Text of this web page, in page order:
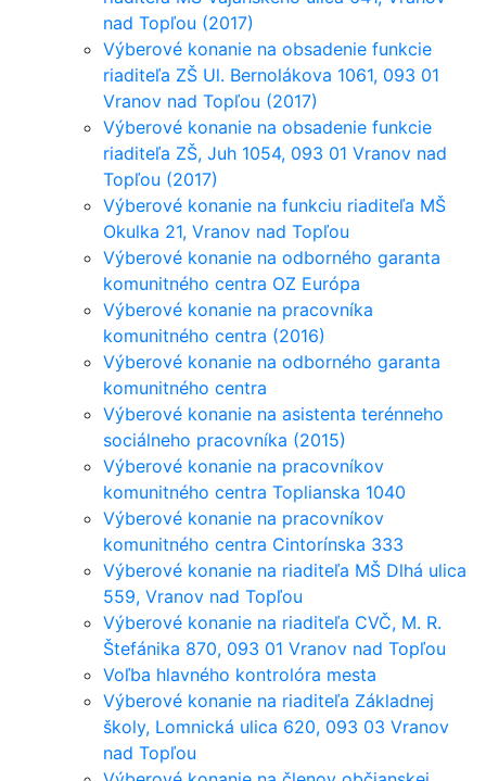
nad Topľou (2017)
Výberové konanie na obsadenie funkcie
riaditeľa ZŠ Ul. Bernolákova 1061, 093 01
Vranov nad Topľou (2017)
Výberové konanie na obsadenie funkcie
riaditeľa ZŠ, Juh 1054, 093 01 Vranov nad
Topľou (2017)
Výberové konanie na funkciu riaditeľa MŠ
Okulka 21, Vranov nad Topľou
Výberové konanie na odborného garanta
komunitného centra OZ Európa
Výberové konanie na pracovníka
komunitného centra (2016)
Výberové konanie na odborného garanta
komunitného centra
Výberové konanie na asistenta terénneho
sociálneho pracovníka (2015)
Výberové konanie na pracovníkov
komunitného centra Toplianska 1040
Výberové konanie na pracovníkov
komunitného centra Cintorínska 333
Výberové konanie na riaditeľa MŠ Dlhá ulica
559, Vranov nad Topľou
Výberové konanie na riaditeľa CVČ, M. R.
Štefánika 870, 093 01 Vranov nad Topľou
Voľba hlavného kontrolóra mesta
Výberové konanie na riaditeľa Základnej
školy, Lomnická ulica 620, 093 03 Vranov
nad Topľou